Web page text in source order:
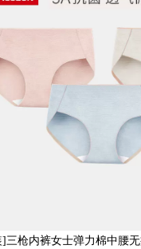
]三枪内裤女士弹力棉中腰